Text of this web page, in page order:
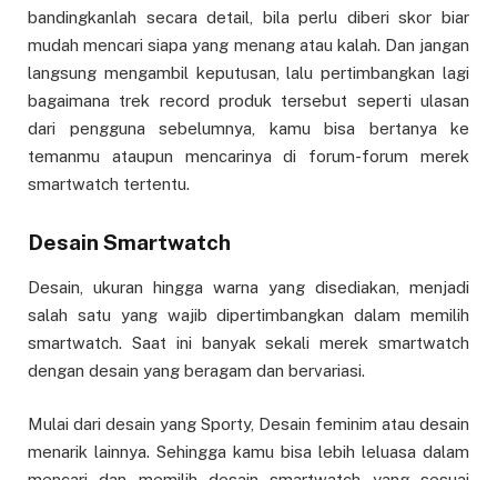
bandingkanlah secara detail, bila perlu diberi skor biar
mudah mencari siapa yang menang atau kalah. Dan jangan
langsung mengambil keputusan, lalu pertimbangkan lagi
bagaimana trek record produk tersebut seperti ulasan
dari pengguna sebelumnya, kamu bisa bertanya ke
temanmu ataupun mencarinya di forum-forum merek
smartwatch tertentu.
Desain Smartwatch
Desain, ukuran hingga warna yang disediakan, menjadi
salah satu yang wajib dipertimbangkan dalam memilih
smartwatch. Saat ini banyak sekali merek smartwatch
dengan desain yang beragam dan bervariasi.
Mulai dari desain yang Sporty, Desain feminim atau desain
menarik lainnya. Sehingga kamu bisa lebih leluasa dalam